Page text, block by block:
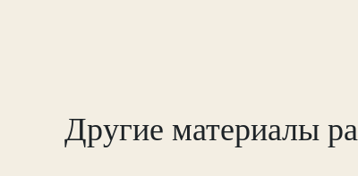
Другие материалы